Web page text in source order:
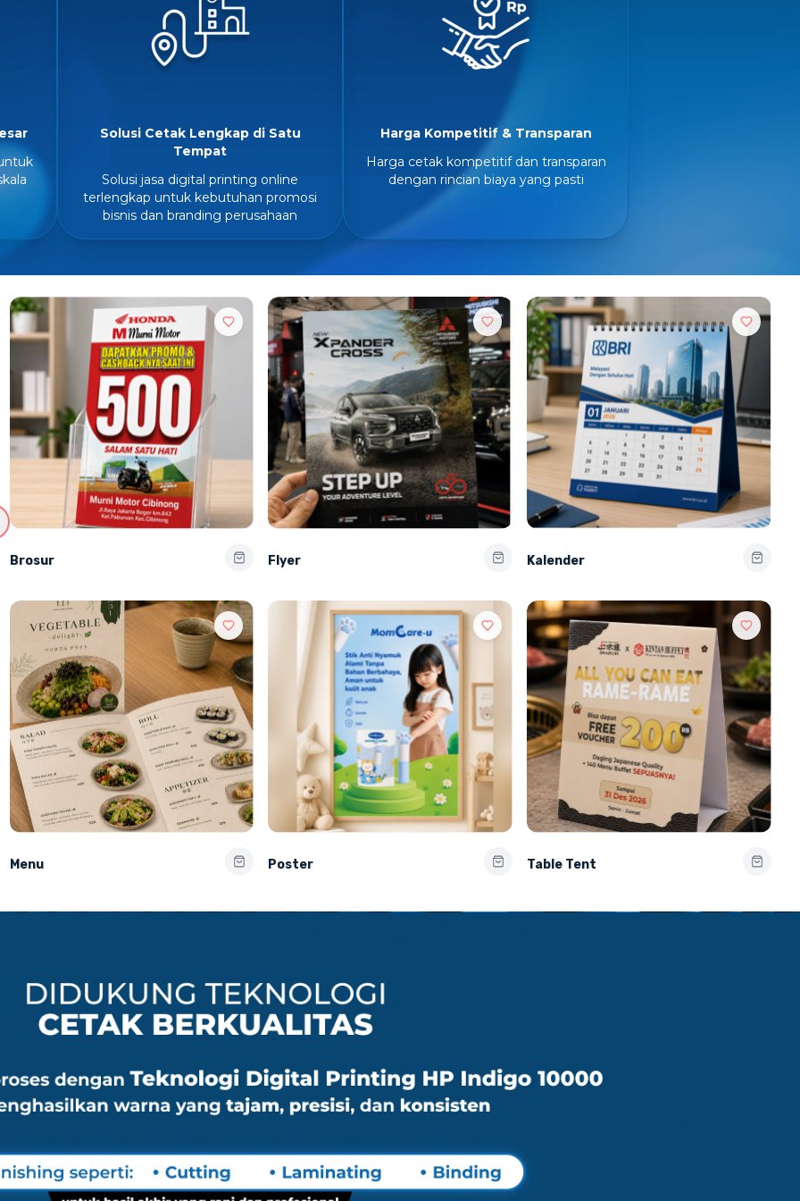
Solusi Cetak Lengkap di Satu
Tempat
Solusi jasa digital printing online
terlengkap untuk kebutuhan promosi
bisnis dan branding perusahaan
Harga Kompetitif & Transparan
Harga cetak kompetitif dan transparan
dengan rincian biaya yang pasti
Brosur Flyer Kalender
Menu Poster Table Tent